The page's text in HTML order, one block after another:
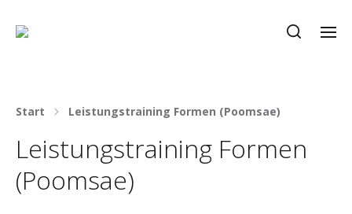
Start Leistungstraining Formen (Poomsae)
Leistungstraining Formen
(Poomsae)